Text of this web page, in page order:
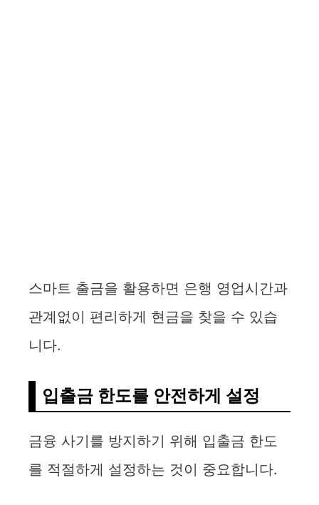
스마트 출금을 활용하면 은행 영업시간과
관계없이 편리하게 현금을 찾을 수 있습
니다.
입출금 한도를 안전하게 설정
금융 사기를 방지하기 위해 입출금 한도
를 적절하게 설정하는 것이 중요합니다.